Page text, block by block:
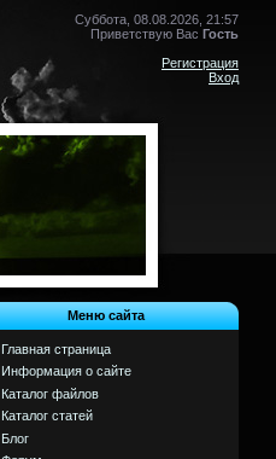
Суббота, 08.08.2026, 21:57
Приветствую Вас Гость
Регистрация
Вход
Меню сайта
Главная страница
Информация о сайте
Каталог файлов
Каталог статей
Блог